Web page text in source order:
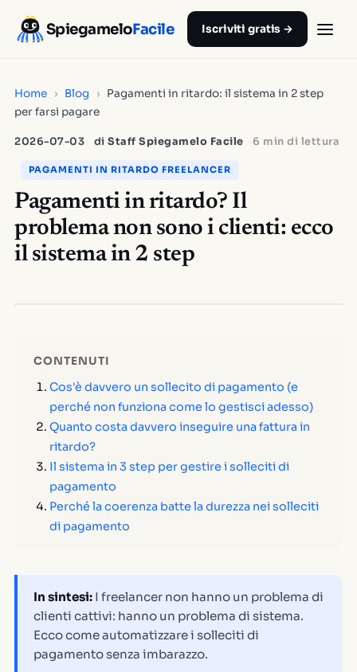
SpiegameloFacile Iscriviti gratis →
Home › Blog › Pagamenti in ritardo: il sistema in 2 step
per farsi pagare
2026-07-03 di Staff Spiegamelo Facile 6 min di lettura
PAGAMENTI IN RITARDO FREELANCER
Pagamenti in ritardo? Il
problema non sono i clienti: ecco
il sistema in 2 step
CONTENUTI
Cos'è davvero un sollecito di pagamento (e
perché non funziona come lo gestisci adesso)
Quanto costa davvero inseguire una fattura in
ritardo?
Il sistema in 3 step per gestire i solleciti di
pagamento
Perché la coerenza batte la durezza nei solleciti
di pagamento
In sintesi: I freelancer non hanno un problema di
clienti cattivi: hanno un problema di sistema.
Ecco come automatizzare i solleciti di
pagamento senza imbarazzo.